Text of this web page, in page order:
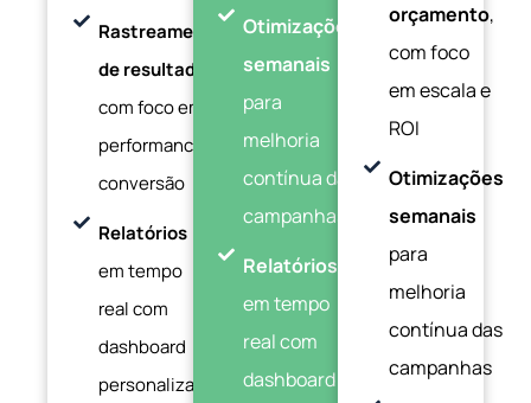
Rastreamento
de resultados
com foco em
performance e
conversão
Relatórios
em tempo
real com
dashboard
personalizado
Otimizações
semanais
para
melhoria
contínua das
campanhas
Relatórios
em tempo
real com
dashboard
orçamento,
com foco
em escala e
ROI
Otimizações
semanais
para
melhoria
contínua das
campanhas